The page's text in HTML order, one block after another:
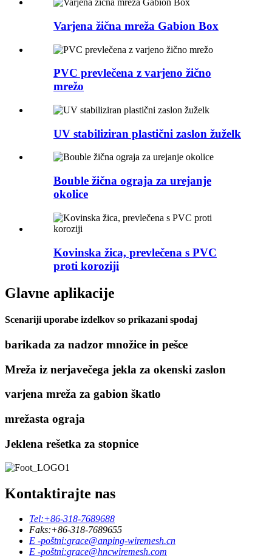
Varjena žična mreža Gabion Box
PVC prevlečena z varjeno žično
mrežo
UV stabiliziran plastični zaslon žuželk
Bouble žična ograja za urejanje
okolice
Kovinska žica, prevlečena s PVC
proti koroziji
Glavne aplikacije
Scenariji uporabe izdelkov so prikazani spodaj
barikada za nadzor množice in pešce
Mreža iz nerjavečega jekla za okenski zaslon
varjena mreža za gabion škatlo
mrežasta ograja
Jeklena rešetka za stopnice
Kontaktirajte nas
Tel:+86-318-7689688
Faks:+86-318-7689655
E -poštni:grace@anping-wiremesh.cn
E -poštni:grace@hncwiremesh.com